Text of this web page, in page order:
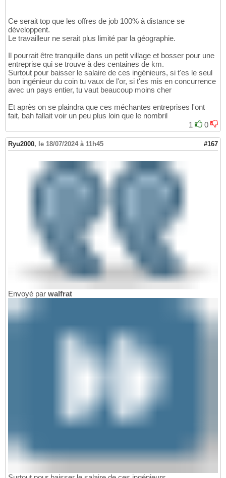
Ce serait top que les offres de job 100% à distance se
développent.
Le travailleur ne serait plus limité par la géographie.
Il pourrait être tranquille dans un petit village et bosser pour une
entreprise qui se trouve à des centaines de km.
Surtout pour baisser le salaire de ces ingénieurs, si t'es le seul
bon ingénieur du coin tu vaux de l'or, si t'es mis en concurrence
avec un pays entier, tu vaut beaucoup moins cher
Et après on se plaindra que ces méchantes entreprises l'ont
fait, bah fallait voir un peu plus loin que le nombril
1
0
Ryu2000, le 18/07/2024 à 11h45 #167
Envoyé par walfrat